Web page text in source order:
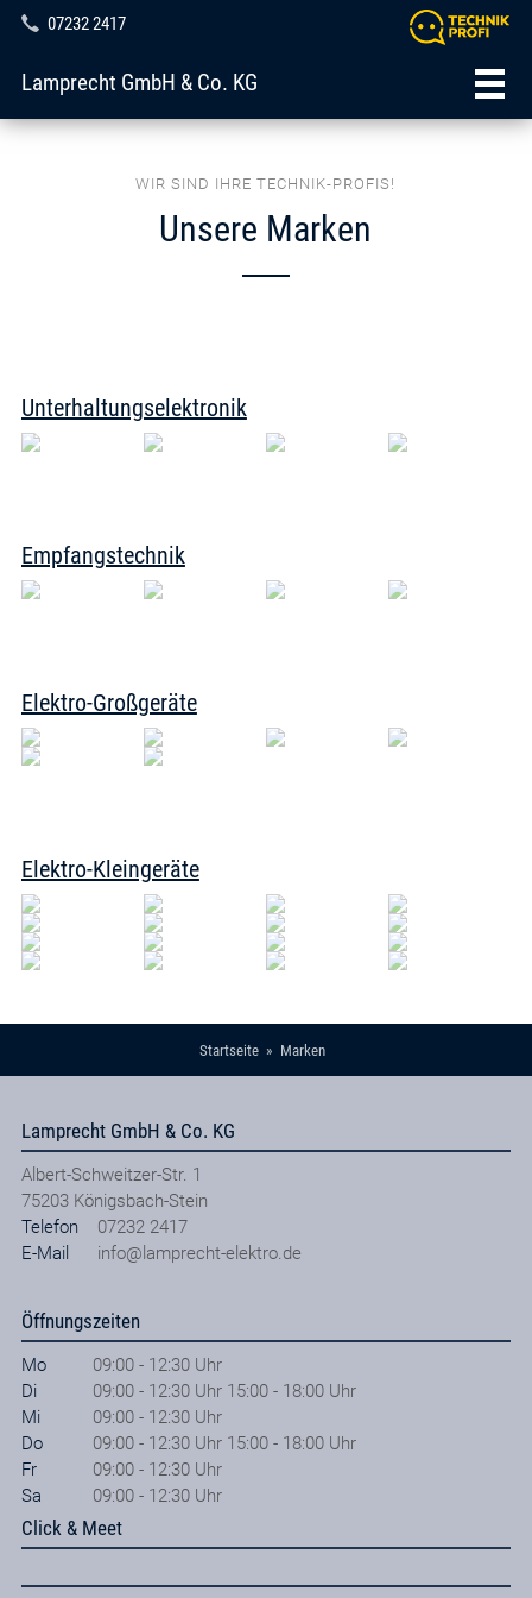
07232 2417
Lamprecht GmbH & Co. KG
WIR SIND IHRE TECHNIK-PROFIS!
Unsere Marken
Unterhaltungselektronik
Empfangstechnik
Elektro-Großgeräte
Elektro-Kleingeräte
Startseite Marken
Lamprecht GmbH & Co. KG
Albert-Schweitzer-Str. 1
75203 Königsbach-Stein
Telefon
07232 2417
E-Mail
info@lamprecht-elektro.de
Öffnungszeiten
Mo
09:00 - 12:30 Uhr
Di
09:00 - 12:30 Uhr 15:00 - 18:00 Uhr
Mi
09:00 - 12:30 Uhr
Do
09:00 - 12:30 Uhr 15:00 - 18:00 Uhr
Fr
09:00 - 12:30 Uhr
Sa
09:00 - 12:30 Uhr
Click & Meet